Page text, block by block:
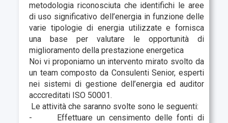
metodologia riconosciuta che identifichi le aree
di uso significativo dell’energia in funzione delle
varie tipologie di energia utilizzate e fornisca
una base per valutare le opportunità di
miglioramento della prestazione energetica
Noi vi proponiamo un intervento mirato svolto da
un team composto da Consulenti Senior, esperti
nei sistemi di gestione dell’energia ed auditor
acccreditati ISO 50001.
Le attività che saranno svolte sono le seguenti:
- Effettuare un censimento delle fonti di